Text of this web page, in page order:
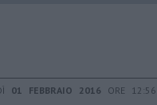
01 FEBBRAIO 2016 ORE 12:56